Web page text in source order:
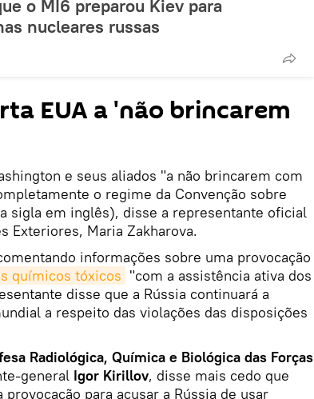
o MI6 preparou Kiev para
nucleares russas
EUA a 'não brincarem
e seus aliados "a não brincarem com
o regime da Convenção sobre
sigla em inglês), disse a representante oficial
Exteriores, Maria Zakharova.
informações sobre uma provocação
químicos tóxicos "com a assistência ativa dos
disse que a Rússia continuará a
a respeito das violações das disposições
Radiológica, Química e Biológica das Forças
general Igor Kirillov, disse mais cedo que
para acusar a Rússia de usar